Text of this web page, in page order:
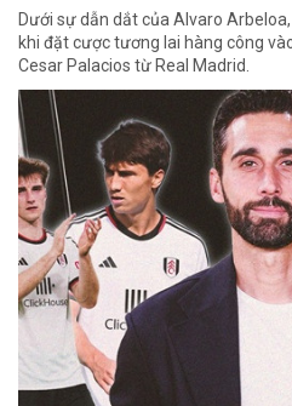
Dưới sự dẫn dắt của Alvaro
khi đặt cược tương lai hàng công
Cesar Palacios từ Real Madrid.